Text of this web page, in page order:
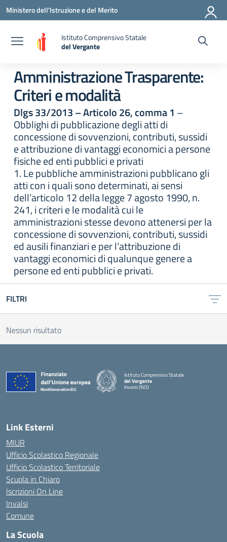
Vai ai contenuti
Vai al menu di navigazione
Vai al footer
Ministero dell'Istruzione e del Merito
Istituto Comprensivo Statale
del Vergante
— Visita la pagina iniziale della scuola
Amministrazione Trasparente:
Criteri e modalità
Dlgs 33/2013 – Articolo 26, comma 1 –
Obblighi di pubblicazione degli atti di
concessione di sovvenzioni, contributi, sussidi
e attribuzione di vantaggi economici a persone
fisiche ed enti pubblici e privati
1. Le pubbliche amministrazioni pubblicano gli
atti con i quali sono determinati, ai sensi
dell’articolo 12 della legge 7 agosto 1990, n.
241, i criteri e le modalità cui le
amministrazioni stesse devono attenersi per la
concessione di sovvenzioni, contributi, sussidi
ed ausili finanziari e per l’attribuzione di
vantaggi economici di qualunque genere a
persone ed enti pubblici e privati.
FILTRI
Nessun risultato
Istituto Comprensivo Statale
del Vergante
Invorio (NO)
Link Esterni
MIUR
Ufficio Scolastico Regionale
Ufficio Scolastico Territoriale
Scuola in Chiaro
Iscrizioni On Line
Invalsi
Comune
La Scuola